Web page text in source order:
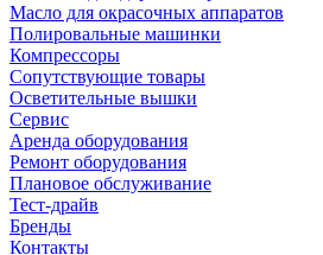
Масло для окрасочных аппаратов
Полировальные машинки
Компрессоры
Сопутствующие товары
Осветительные вышки
Сервис
Аренда оборудования
Ремонт оборудования
Плановое обслуживание
Тест-драйв
Бренды
Контакты